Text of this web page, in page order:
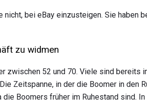
nicht, bei eBay einzusteigen. Sie haben
zu widmen
zwischen 52 und 70. Viele sind bereits
Zeitspanne, in der die Boomer in den
Boomers früher im Ruhestand sind.